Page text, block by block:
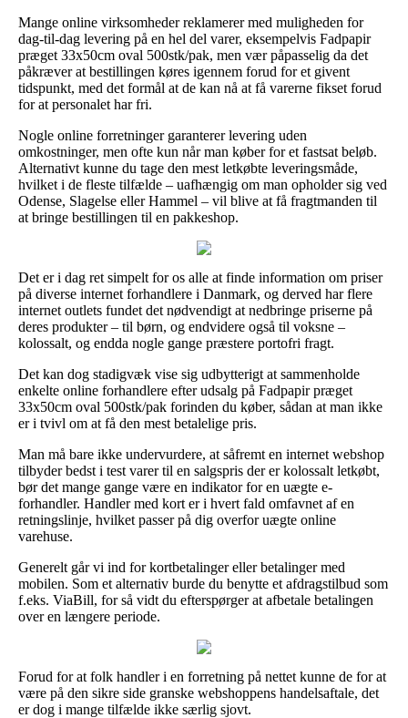
Mange online virksomheder reklamerer med muligheden for
dag-til-dag levering på en hel del varer, eksempelvis Fadpapir
præget 33x50cm oval 500stk/pak, men vær påpasselig da det
påkræver at bestillingen køres igennem forud for et givent
tidspunkt, med det formål at de kan nå at få varerne fikset forud
for at personalet har fri.
Nogle online forretninger garanterer levering uden
omkostninger, men ofte kun når man køber for et fastsat beløb.
Alternativt kunne du tage den mest letkøbte leveringsmåde,
hvilket i de fleste tilfælde – uafhængig om man opholder sig ved
Odense, Slagelse eller Hammel – vil blive at få fragtmanden til
at bringe bestillingen til en pakkeshop.
Det er i dag ret simpelt for os alle at finde information om priser
på diverse internet forhandlere i Danmark, og derved har flere
internet outlets fundet det nødvendigt at nedbringe priserne på
deres produkter – til børn, og endvidere også til voksne –
kolossalt, og endda nogle gange præstere portofri fragt.
Det kan dog stadigvæk vise sig udbytterigt at sammenholde
enkelte online forhandlere efter udsalg på Fadpapir præget
33x50cm oval 500stk/pak forinden du køber, sådan at man ikke
er i tvivl om at få den mest betalelige pris.
Man må bare ikke undervurdere, at såfremt en internet webshop
tilbyder bedst i test varer til en salgspris der er kolossalt letkøbt,
bør det mange gange være en indikator for en uægte e-
forhandler. Handler med kort er i hvert fald omfavnet af en
retningslinje, hvilket passer på dig overfor uægte online
varehuse.
Generelt går vi ind for kortbetalinger eller betalinger med
mobilen. Som et alternativ burde du benytte et afdragstilbud som
f.eks. ViaBill, for så vidt du efterspørger at afbetale betalingen
over en længere periode.
Forud for at folk handler i en forretning på nettet kunne de for at
være på den sikre side granske webshoppens handelsaftale, det
er dog i mange tilfælde ikke særlig sjovt.